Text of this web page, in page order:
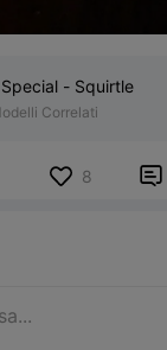
- Squirtle
Correlati
8 